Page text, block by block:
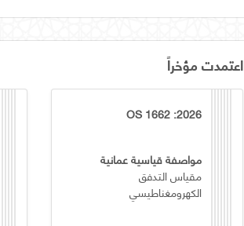
اعتمدت مؤخراً
OS 1662 :2026
مواصفة قياسية عمانية
مقياس التدفق
الكهرومغناطيسي